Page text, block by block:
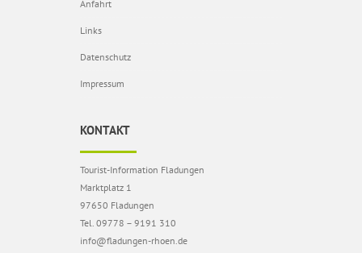
Anfahrt
Links
Datenschutz
Impressum
KONTAKT
Tourist-Information Fladungen
Marktplatz 1
97650 Fladungen
Tel. 09778 – 9191 310
info@fladungen-rhoen.de